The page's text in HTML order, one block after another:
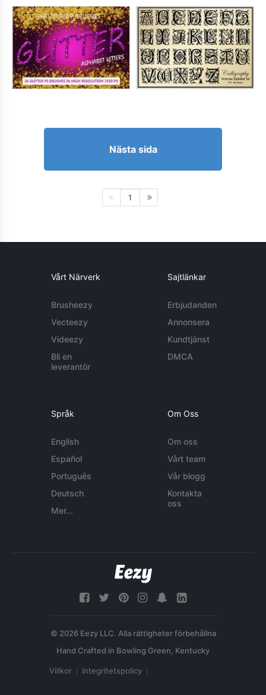
Nästa sida
1
Vårt Närverk
Brusheezy
Vecteezy
Videezy
Bli en
leverantör
Sajtlänkar
Erbjudanden
Annonsera
Kundtjänst
DMCA
Språk
English
Español
Português
Deutsch
Mer...
Om Oss
Om oss
Vårt team
Vår blogg
Kontakta
oss
© 2026 Eezy LLC. Alla rättigheter förbehållna
Villkor Integritetspolicy